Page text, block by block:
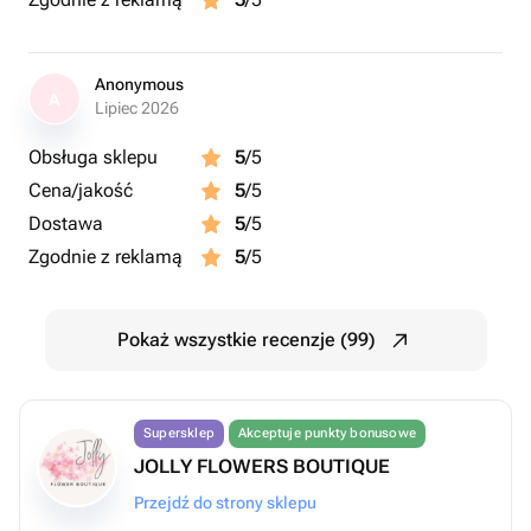
Anonymous
Lipiec 2026
Obsługa sklepu 5/5
Cena/jakość
5/5
Dostawa
5/5
Zgodnie z reklamą
5/5
Pokaż wszystkie recenzje (99)
Supersklep Akceptuje punkty bonusowe
JOLLY FLOWERS BOUTIQUE
Przejdź do strony sklepu